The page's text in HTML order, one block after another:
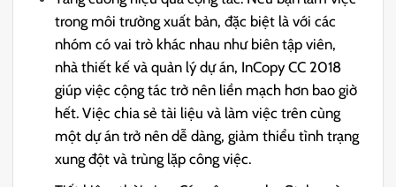
trong môi trường xuất bản, đặc biệt là với các
nhóm có vai trò khác nhau như biên tập viên,
nhà thiết kế và quản lý dự án, InCopy CC 2018
giúp việc cộng tác trở nên liền mạch hơn bao giờ
hết. Việc chia sẻ tài liệu và làm việc trên cùng
một dự án trở nên dễ dàng, giảm thiểu tình trạng
xung đột và trùng lặp công việc.